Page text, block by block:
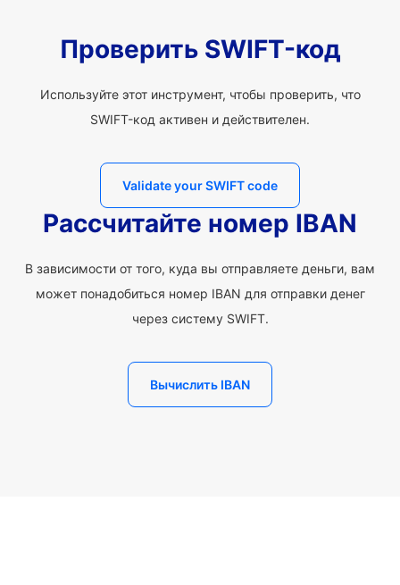
Проверить SWIFT-код
Используйте этот инструмент, чтобы проверить, что
SWIFT-код активен и действителен.
Validate your SWIFT code
Рассчитайте номер IBAN
В зависимости от того, куда вы отправляете деньги, вам
может понадобиться номер IBAN для отправки денег
через систему SWIFT.
Вычислить IBAN